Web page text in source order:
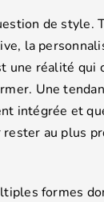
de style.
la
une réalité qui
Une
intégrée et
au plus
formes